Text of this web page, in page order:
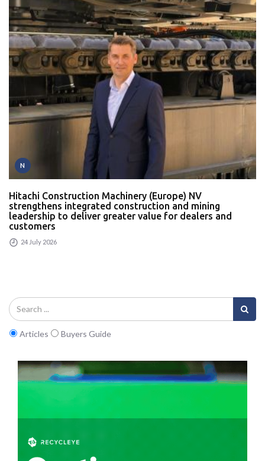
N
Hitachi Construction Machinery (Europe) NV
strengthens integrated construction and mining
leadership to deliver greater value for dealers and
customers
24 July 2026
Articles Buyers Guide